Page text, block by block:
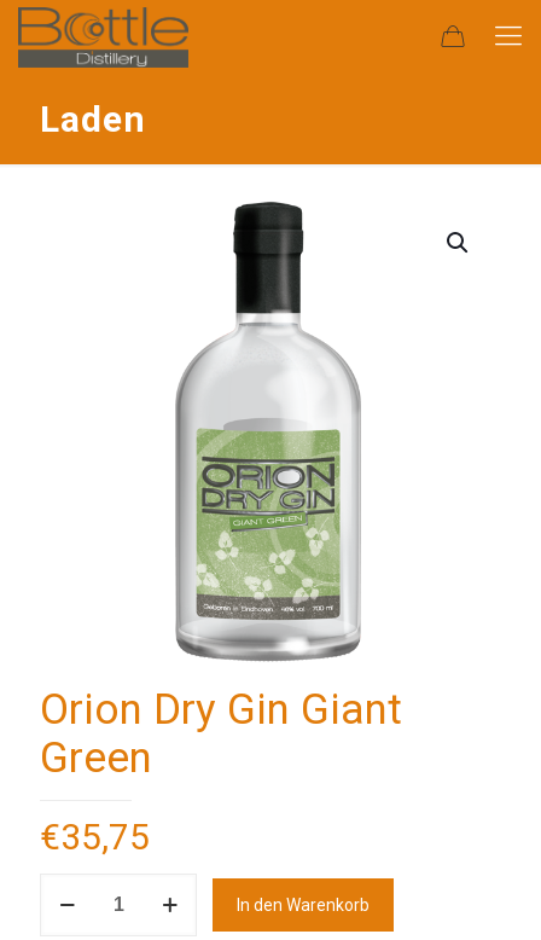
Laden
Orion Dry Gin Giant
Green
€35,75
In den Warenkorb